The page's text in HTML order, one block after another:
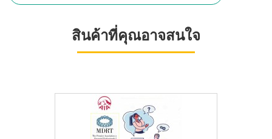
สินค้าที่คุณอาจสนใจ